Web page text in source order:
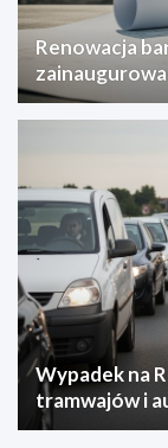
Renowacja
Wypadek na
tramwajów i